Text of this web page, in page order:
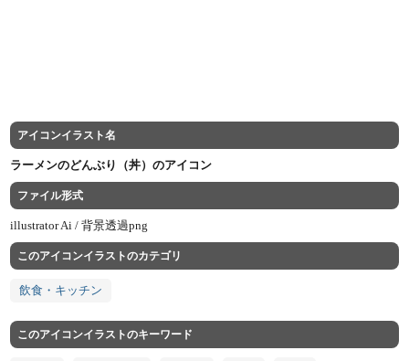
アイコンイラスト名
ラーメンのどんぶり（丼）のアイコン
ファイル形式
illustrator Ai /背景透過png
このアイコンイラストのカテゴリ
飲食・キッチン
このアイコンイラストのキーワード